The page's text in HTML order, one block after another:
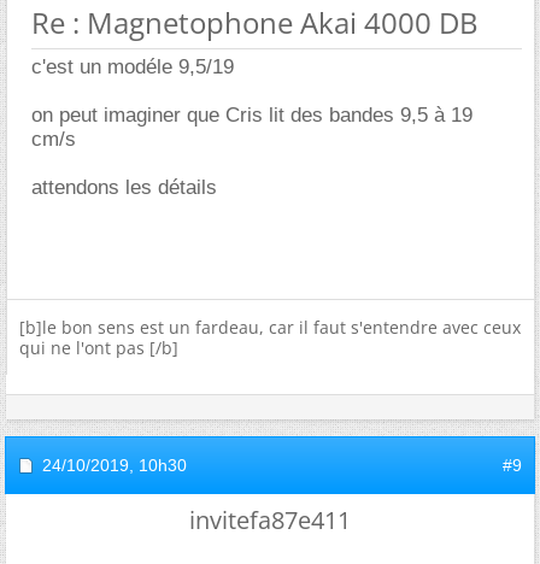
Re : Magnetophone Akai 4000 DB
c'est un modéle 9,5/19
on peut imaginer que Cris lit des bandes 9,5 à 19
cm/s
attendons les détails
[b]le bon sens est un fardeau, car il faut s'entendre avec ceux
qui ne l'ont pas [/b]
24/10/2019, 10h30 #9
invitefa87e411